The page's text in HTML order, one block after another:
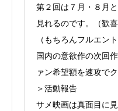
第２回は７月・８月
見れるのです。（歓喜
（もちろんフルエン
国内の意欲作の次回
ァン希望額を速攻で
＞活動報告
サメ映画は真面目に